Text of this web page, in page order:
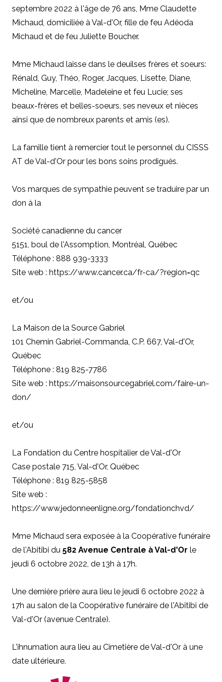
septembre 2022 à l'âge de 76 ans, Mme Claudette
Michaud, domiciliée à Val-d'Or, fille de feu Adéoda
Michaud et de feu Juliette Boucher.
Mme Michaud laisse dans le deuilses frères et soeurs:
Rénald, Guy, Théo, Roger, Jacques, Lisette, Diane,
Micheline, Marcelle, Madeleine et feu Lucie; ses
beaux-frères et belles-soeurs, ses neveux et nièces
ainsi que de nombreux parents et amis (es).
La famille tient à remercier tout le personnel du CISSS
AT de Val-d'Or pour les bons soins prodigués.
Vos marques de sympathie peuvent se traduire par un
don à la
Société canadienne du cancer
5151, boul de l'Assomption, Montréal, Québec
Téléphone : 888 939-3333
Site web : https://www.cancer.ca/fr-ca/?region=qc
et/ou
La Maison de la Source Gabriel
101 Chemin Gabriel-Commanda, C.P. 667, Val-d'Or,
Québec
Téléphone : 819 825-7786
Site web : https://maisonsourcegabriel.com/faire-un-
don/
et/ou
La Fondation du Centre hospitalier de Val-d'Or
Case postale 715, Val-d'Or, Québec
Téléphone : 819 825-5858
Site web :
https://www.jedonneenligne.org/fondationchvd/
Mme Michaud sera exposée à la Coopérative funéraire
de l'Abitibi du 582 Avenue Centrale à Val-d'Or le
jeudi 6 octobre 2022, de 13h à 17h.
Une dernière prière aura lieu le jeudi 6 octobre 2022 à
17h au salon de la Coopérative funéraire de l'Abitibi de
Val-d'Or (avenue Centrale).
L'ihnumation aura lieu au Cimetière de Val-d'Or à une
date ultérieure.